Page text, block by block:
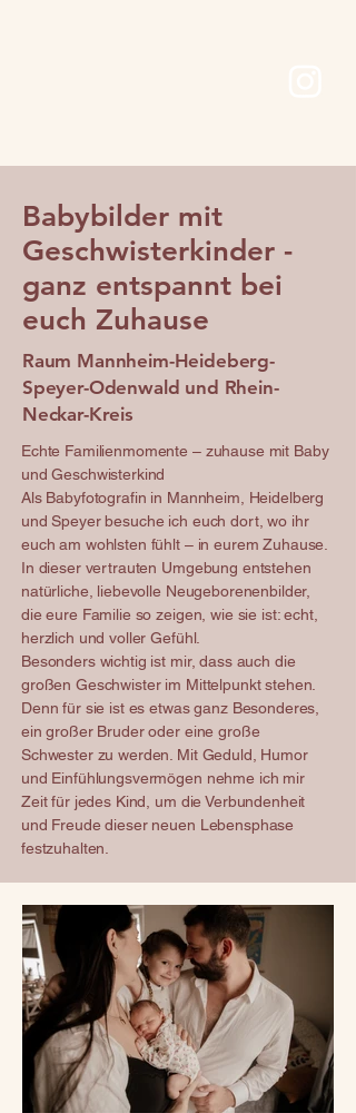
Babybilder mit
Geschwisterkinder -
ganz entspannt bei
euch Zuhause
Raum Mannheim-Heideberg-
Speyer-Odenwald und Rhein-
Neckar-Kreis
Echte Familienmomente – zuhause mit Baby
und Geschwisterkind
Als Babyfotografin in Mannheim, Heidelberg
und Speyer besuche ich euch dort, wo ihr
euch am wohlsten fühlt – in eurem Zuhause.
In dieser vertrauten Umgebung entstehen
natürliche, liebevolle Neugeborenenbilder,
die eure Familie so zeigen, wie sie ist: echt,
herzlich und voller Gefühl.
Besonders wichtig ist mir, dass auch die
großen Geschwister im Mittelpunkt stehen.
Denn für sie ist es etwas ganz Besonderes,
ein großer Bruder oder eine große
Schwester zu werden. Mit Geduld, Humor
und Einfühlungsvermögen nehme ich mir
Zeit für jedes Kind, um die Verbundenheit
und Freude dieser neuen Lebensphase
festzuhalten.